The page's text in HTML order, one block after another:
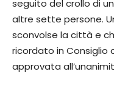
seguito del crollo di
altre sette persone.
sconvolse la città e
ricordato in Consiglio
approvata